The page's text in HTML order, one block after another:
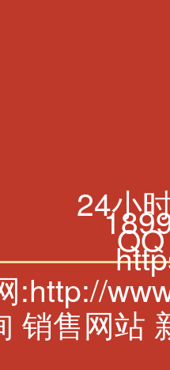
24小
:http://
销售网站